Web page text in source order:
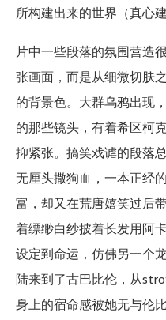
所构建出来的世界（真心
片中一些段落的氛围营造
张画面，而是从细微切肤
的背景色。大群乌鸦出现
的那些镜头，有着希区柯
抑紧张。搞笑戏谑的段落
无厘头撒狗血，一本正经
富，却又在荒唐嬉笑过后
着缥缈白纱披着长发用阿
设定到命运，仿佛另一个
陆来到了古巴比伦，从
身上的宿命感被她无与伦